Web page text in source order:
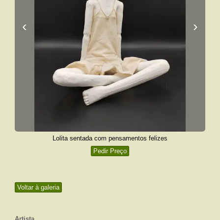
Voltar à galeria
‹ ›
Lolita sentada com pensamentos felizes
Pedir Preço